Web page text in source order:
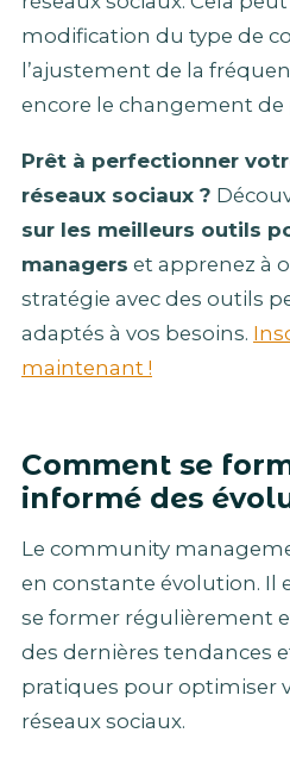
modification du type de
l’ajustement de la
encore le changement de
Prêt à perfectionner
réseaux sociaux ?
sur les meilleurs outils
managers et apprenez à
stratégie avec des outils
adaptés à vos besoins.
maintenant !
Comment se
informé des
Le community
en constante évolution. Il
se former régulièrement
des dernières tendances
pratiques pour optimiser
réseaux sociaux.